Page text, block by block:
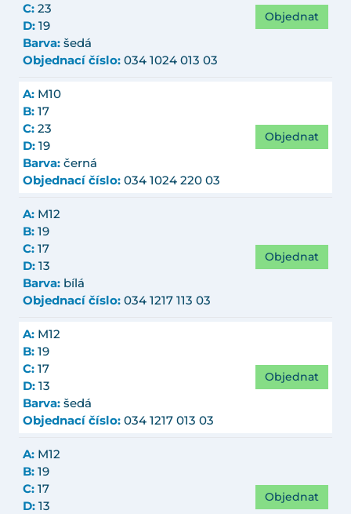
C: 23
D: 19
Barva: šedá
Objednací číslo: 034 1024 013 03
Objednat
A: M10
B: 17
C: 23
D: 19
Barva: černá
Objednací číslo: 034 1024 220 03
Objednat
A: M12
B: 19
C: 17
D: 13
Barva: bílá
Objednací číslo: 034 1217 113 03
Objednat
A: M12
B: 19
C: 17
D: 13
Barva: šedá
Objednací číslo: 034 1217 013 03
Objednat
A: M12
B: 19
C: 17
D: 13
Objednat